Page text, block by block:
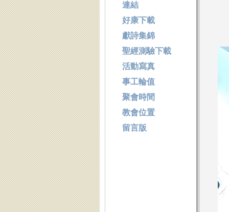
連結
好康下載
獻詩集錦
聖經測驗下載
活動寫真
事工輪值
聚會時間
教會位置
留言版